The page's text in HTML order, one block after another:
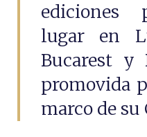
ediciones
lugar en
Bucarest y
promovida
marco de su